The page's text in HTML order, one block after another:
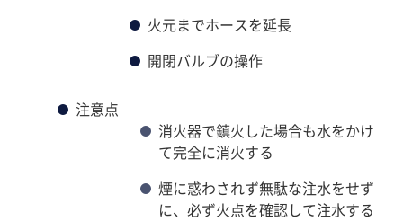
火元までホースを延長
開閉バルブの操作
注意点
消火器で鎮火した場合も水をかけ
て完全に消火する
煙に惑わされず無駄な注水をせず
に、必ず火点を確認して注水する